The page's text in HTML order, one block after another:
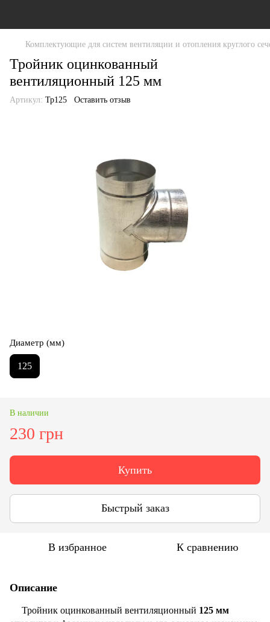
Комплектующие для систем вентиляции и отопления круглого
Тройник оцинкованный
вентиляционный 125 мм
Артикул: Тр125 Оставить отзыв
Диаметр (мм)
125
В наличии
230 грн
Купить
Быстрый заказ
В избранное К сравнению
Описание
Тройник оцинкованный вентиляционный 125 мм